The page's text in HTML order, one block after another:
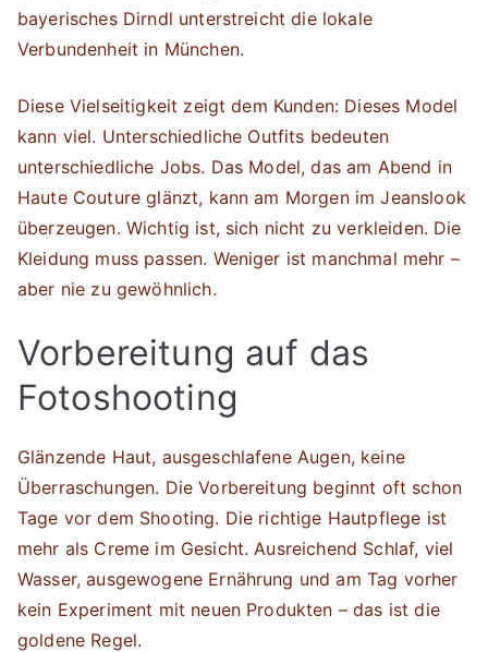
bayerisches Dirndl unterstreicht die lokale
Verbundenheit in München.
Diese Vielseitigkeit zeigt dem Kunden: Dieses Model
kann viel. Unterschiedliche Outfits bedeuten
unterschiedliche Jobs. Das Model, das am Abend in
Haute Couture glänzt, kann am Morgen im Jeanslook
überzeugen. Wichtig ist, sich nicht zu verkleiden. Die
Kleidung muss passen. Weniger ist manchmal mehr –
aber nie zu gewöhnlich.
Vorbereitung auf das
Fotoshooting
Glänzende Haut, ausgeschlafene Augen, keine
Überraschungen. Die Vorbereitung beginnt oft schon
Tage vor dem Shooting. Die richtige Hautpflege ist
mehr als Creme im Gesicht. Ausreichend Schlaf, viel
Wasser, ausgewogene Ernährung und am Tag vorher
kein Experiment mit neuen Produkten – das ist die
goldene Regel.